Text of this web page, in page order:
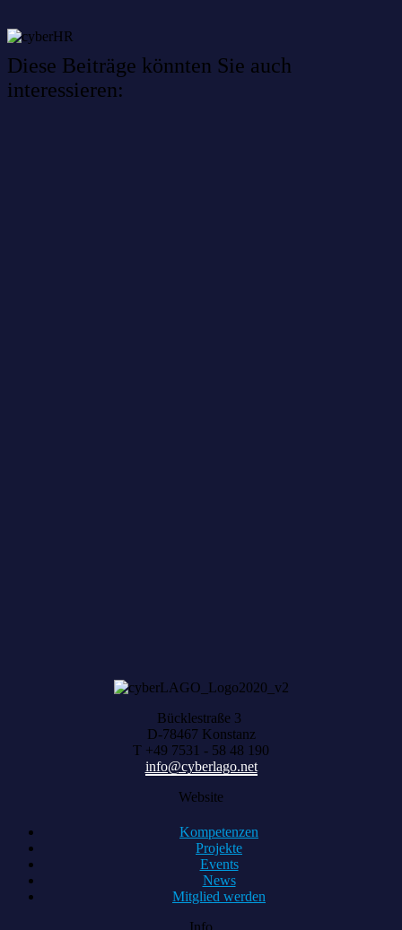
Diese Beiträge könnten Sie auch
interessieren:
Bücklestraße 3
D-78467 Konstanz
T +49 7531 - 58 48 190
info@cyberlago.net
Website
Kompetenzen
Projekte
Events
News
Mitglied werden
Info